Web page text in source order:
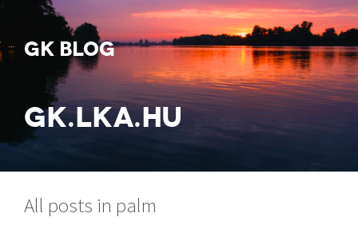
GK BLOG
GK.LKA.HU
All posts in palm